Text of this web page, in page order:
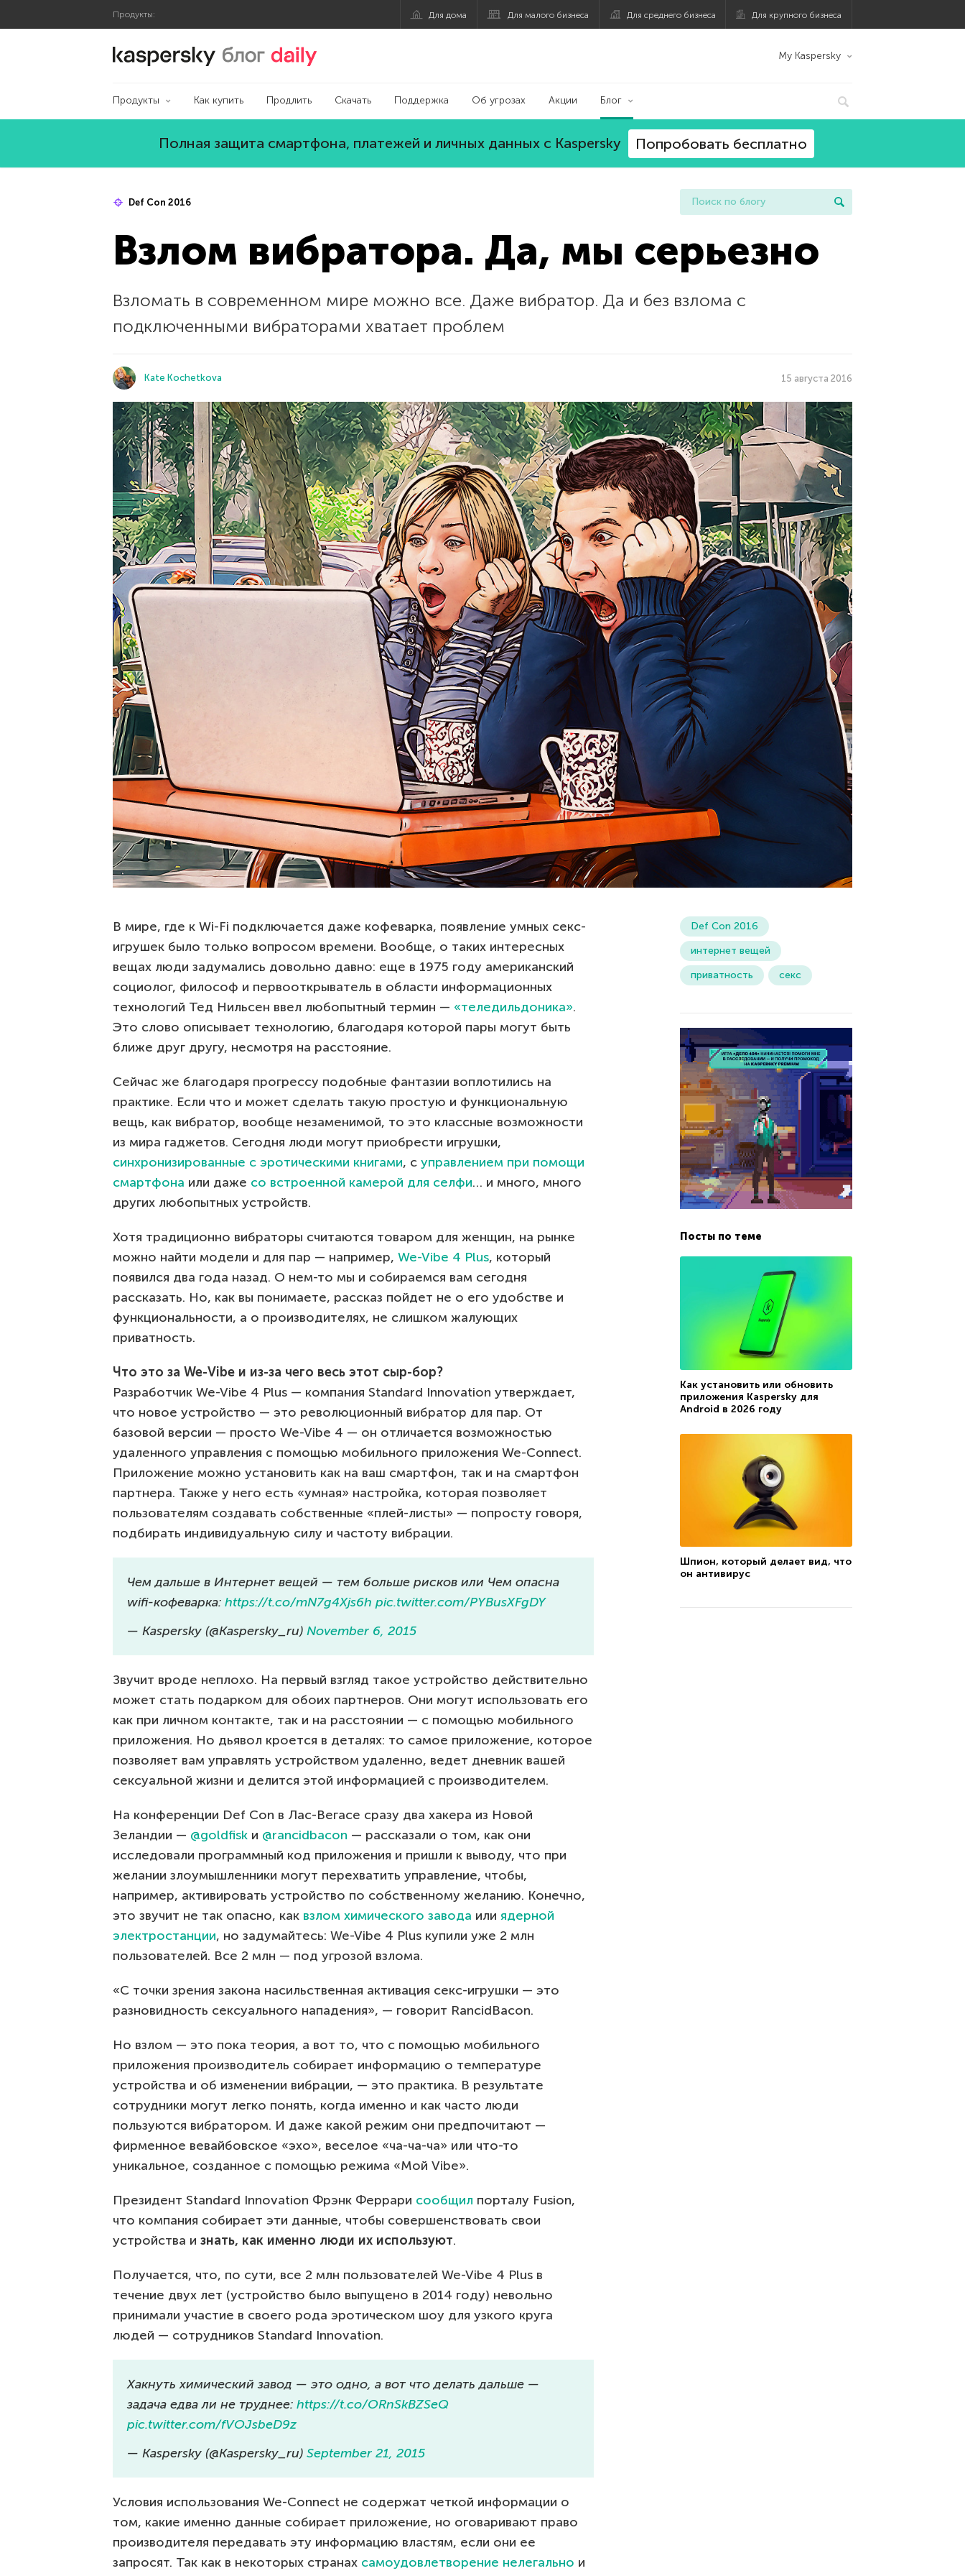
Продукты: Для дома Для малого бизнеса Для среднего бизнеса Для крупного бизнеса
Блог Касперского My Kaspersky
Продукты Как купить Продлить Скачать Поддержка Об угрозах Акции Блог
Полная защита смартфона, платежей и личных данных с Kaspersky Попробовать бесплатно
Def Con 2016
Взлом вибратора. Да, мы серьезно
Взломать в современном мире можно все. Даже вибратор. Да и без взлома с
подключенными вибраторами хватает проблем
Kate Kochetkova 15 августа 2016
В мире, где к Wi-Fi подключается даже кофеварка, появление умных секс-
игрушек было только вопросом времени. Вообще, о таких интересных
вещах люди задумались довольно давно: еще в 1975 году американский
социолог, философ и первооткрыватель в области информационных
технологий Тед Нильсен ввел любопытный термин — «теледильдоника».
Это слово описывает технологию, благодаря которой пары могут быть
ближе друг другу, несмотря на расстояние.
Сейчас же благодаря прогрессу подобные фантазии воплотились на
практике. Если что и может сделать такую простую и функциональную
вещь, как вибратор, вообще незаменимой, то это классные возможности
из мира гаджетов. Сегодня люди могут приобрести игрушки,
синхронизированные с эротическими книгами, с управлением при помощи
смартфона или даже со встроенной камерой для селфи… и много, много
других любопытных устройств.
Хотя традиционно вибраторы считаются товаром для женщин, на рынке
можно найти модели и для пар — например, We-Vibe 4 Plus, который
появился два года назад. О нем-то мы и собираемся вам сегодня
рассказать. Но, как вы понимаете, рассказ пойдет не о его удобстве и
функциональности, а о производителях, не слишком жалующих
приватность.
Что это за We-Vibe и из-за чего весь этот сыр-бор?
Разработчик We-Vibe 4 Plus — компания Standard Innovation утверждает,
что новое устройство — это революционный вибратор для пар. От
базовой версии — просто We-Vibe 4 — он отличается возможностью
удаленного управления с помощью мобильного приложения We-Connect.
Приложение можно установить как на ваш смартфон, так и на смартфон
партнера. Также у него есть «умная» настройка, которая позволяет
пользователям создавать собственные «плей-листы» — попросту говоря,
подбирать индивидуальную силу и частоту вибрации.
Чем дальше в Интернет вещей — тем больше рисков или Чем опасна
wifi-кофеварка: https://t.co/mN7g4Xjs6h pic.twitter.com/PYBusXFgDY
— Kaspersky (@Kaspersky_ru) November 6, 2015
Звучит вроде неплохо. На первый взгляд такое устройство действительно
может стать подарком для обоих партнеров. Они могут использовать его
как при личном контакте, так и на расстоянии — с помощью мобильного
приложения. Но дьявол кроется в деталях: то самое приложение, которое
позволяет вам управлять устройством удаленно, ведет дневник вашей
сексуальной жизни и делится этой информацией с производителем.
На конференции Def Con в Лас-Вегасе сразу два хакера из Новой
Зеландии — @goldfisk и @rancidbacon — рассказали о том, как они
исследовали программный код приложения и пришли к выводу, что при
желании злоумышленники могут перехватить управление, чтобы,
например, активировать устройство по собственному желанию. Конечно,
это звучит не так опасно, как взлом химического завода или ядерной
электростанции, но задумайтесь: We-Vibe 4 Plus купили уже 2 млн
пользователей. Все 2 млн — под угрозой взлома.
«С точки зрения закона насильственная активация секс-игрушки — это
разновидность сексуального нападения», — говорит RancidBacon.
Но взлом — это пока теория, а вот то, что с помощью мобильного
приложения производитель собирает информацию о температуре
устройства и об изменении вибрации, — это практика. В результате
сотрудники могут легко понять, когда именно и как часто люди
пользуются вибратором. И даже какой режим они предпочитают —
фирменное вевайбовское «эхо», веселое «ча-ча-ча» или что-то
уникальное, созданное с помощью режима «Мой Vibe».
Президент Standard Innovation Фрэнк Феррари сообщил порталу Fusion,
что компания собирает эти данные, чтобы совершенствовать свои
устройства и знать, как именно люди их используют.
Получается, что, по сути, все 2 млн пользователей We-Vibe 4 Plus в
течение двух лет (устройство было выпущено в 2014 году) невольно
принимали участие в своего рода эротическом шоу для узкого круга
людей — сотрудников Standard Innovation.
Хакнуть химический завод — это одно, а вот что делать дальше —
задача едва ли не труднее: https://t.co/ORnSkBZSeQ
pic.twitter.com/fVOJsbeD9z
— Kaspersky (@Kaspersky_ru) September 21, 2015
Условия использования We-Connect не содержат четкой информации о
том, какие именно данные собирает приложение, но оговаривают право
производителя передавать эту информацию властям, если они ее
запросят. Так как в некоторых странах самоудовлетворение нелегально и
Def Con 2016
интернет вещей
приватность
секс
Посты по теме
Как установить или обновить
приложения Kaspersky для
Android в 2026 году
Шпион, который делает вид, что
он антивирус